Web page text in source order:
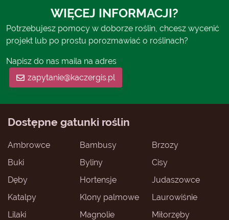
WIĘCEJ INFORMACJI?
Potrzebujesz pomocy w doborze roślin, chcesz wycenić
projekt lub po prostu porozmawiać o roślinach?
Napisz do nas maila na adres
zapytanie@kaczergis.pl
Dostępne gatunki roślin
Ambrowce Bambusy
Brzozy
Buki
Byliny
Cisy
Dęby
Hortensje
Judaszowce
Katalpy
Klony palmowe
Laurowiśnie
Lilaki
Magnolie
Miłorzęby